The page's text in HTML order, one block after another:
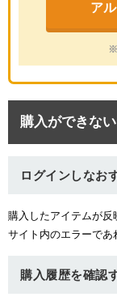
ア
※
購入ができな
ログインしなお
購入したアイテムが反
サイト内のエラーであ
購入履歴を確認